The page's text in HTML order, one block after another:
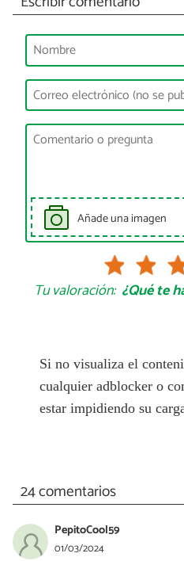
Añade una imagen
Tu valoración: ¿Qué te
Si no visualiza el
cualquier adblocker o
estar impidiendo su
24 comentarios
PepitoCool59
01/03/2024